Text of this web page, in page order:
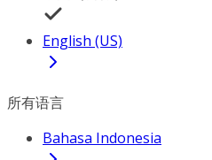
English (US)
所有语言
Bahasa Indonesia